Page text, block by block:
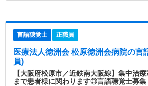
言語聴覚士 正職員
医療法人徳洲会 松原徳洲会病院の言
員)
【大阪府松原市／近鉄南大阪線】集中治
まで患者様に関わります◎言語聴覚士募集